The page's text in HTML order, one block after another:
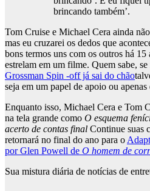
brincando também’.
Tom Cruise e Michael Cera ainda
mas eu cruzarei os dedos que
bons termos uns com os outros há
estrelam em um filme. Quem sabe,
Grossman Spin -off já sai do chão
seja em um papel de apoio ou
Enquanto isso, Michael Cera e Tom
na tela grande como O esquema
acerto de contas final Continue suas
retornará no final do ano para o
por Glen Powell de O homem de
Sua mistura diária de notícias de